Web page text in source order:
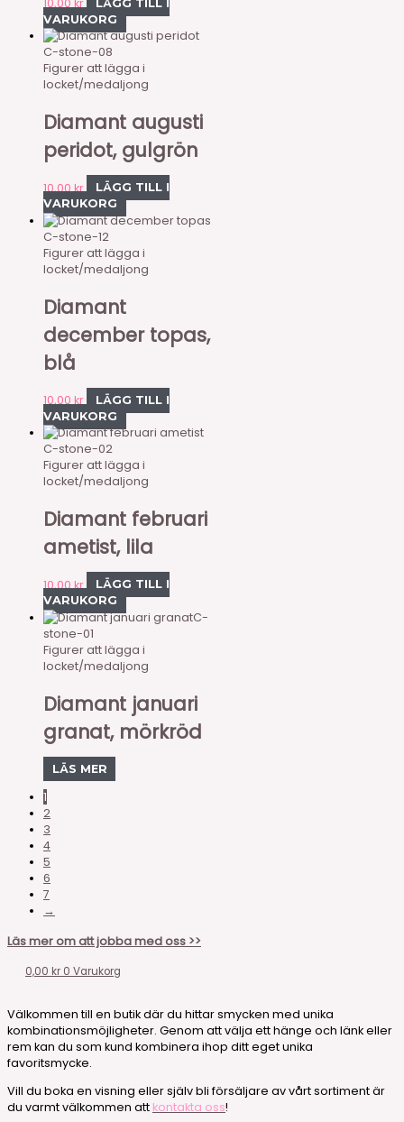
10,00 kr
LÄGG TILL I
VARUKORG
C-stone-08
Figurer att lägga i
locket/medaljong
Diamant augusti
peridot, gulgrön
10,00kr
LÄGG TILL I
VARUKORG
C-stone-12
Figurer att lägga i
locket/medaljong
Diamant
december topas,
blå
10,00 kr
LÄGG TILL I
VARUKORG
C-stone-02
Figurer att lägga i
locket/medaljong
Diamant februari
ametist, lila
10,00kr
LÄGG TILL I
VARUKORG
C-
stone-01
Figurer att lägga i
locket/medaljong
Diamant januari
granat, mörkröd
LÄS MER
1
2
3
4
5
6
7
→
Läs mer om att jobba med oss >>
0,00 kr 0 Varukorg
Välkommen till en butik där du hittar smycken med unika
kombinationsmöjligheter. Genom att välja ett hänge och länk eller
rem kan du som kund kombinera ihop ditt eget unika
favoritsmycke.
Vill du boka en visning eller själv bli försäljare av vårt sortiment är
du varmt välkommen att kontakta oss!